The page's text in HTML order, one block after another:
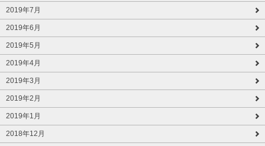
2019年7月
2019年6月
2019年5月
2019年4月
2019年3月
2019年2月
2019年1月
2018年12月